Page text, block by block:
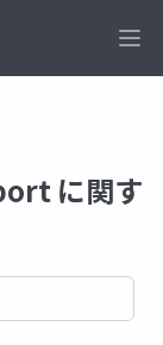
に関す